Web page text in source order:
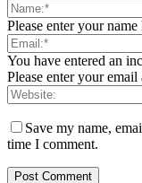
Please enter your name
You have entered an
Please enter your email
Save my name,
time I comment.